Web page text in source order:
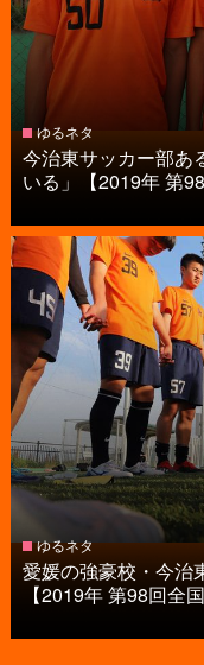
ゆるネタ
今治東サッカー部あ
いる」【2019年 第
ゆるネタ
愛媛の強豪校・今治
【2019年 第98回全